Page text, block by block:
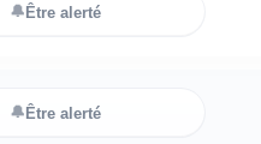
🔔Être alerté
🔔Être alerté